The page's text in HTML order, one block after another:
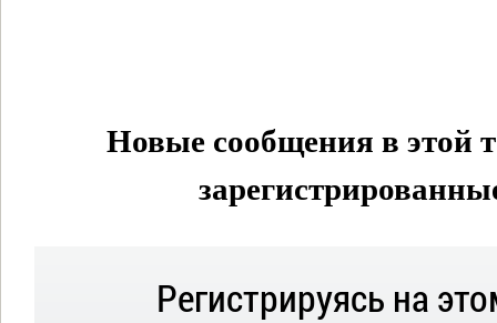
Новые сообщения в этой
Регистрируясь на